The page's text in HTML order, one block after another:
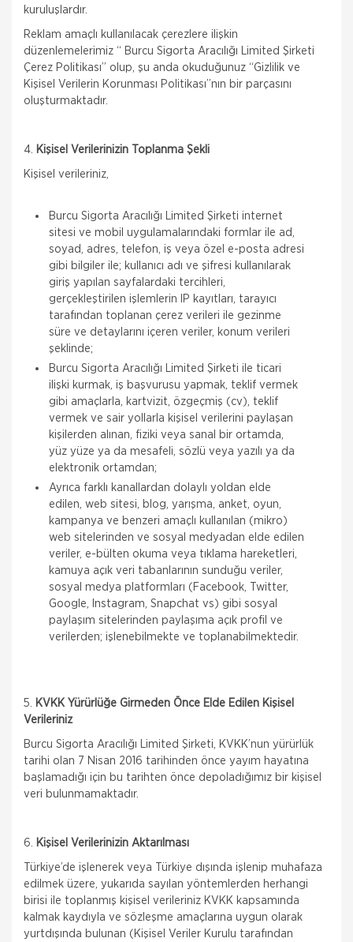
kuruluşlardır.
Reklam amaçlı kullanılacak çerezlere ilişkin
düzenlemelerimiz “ Burcu Sigorta Aracılığı Limited Şirketi
Çerez Politikası” olup, şu anda okuduğunuz “Gizlilik ve
Kişisel Verilerin Korunması Politikası”nın bir parçasını
oluşturmaktadır.
4. Kişisel Verilerinizin Toplanma Şekli
Kişisel verileriniz,
Burcu Sigorta Aracılığı Limited Şirketi internet
sitesi ve mobil uygulamalarındaki formlar ile ad,
soyad, adres, telefon, iş veya özel e-posta adresi
gibi bilgiler ile; kullanıcı adı ve şifresi kullanılarak
giriş yapılan sayfalardaki tercihleri,
gerçekleştirilen işlemlerin IP kayıtları, tarayıcı
tarafından toplanan çerez verileri ile gezinme
süre ve detaylarını içeren veriler, konum verileri
şeklinde;
Burcu Sigorta Aracılığı Limited Şirketi ile ticari
ilişki kurmak, iş başvurusu yapmak, teklif vermek
gibi amaçlarla, kartvizit, özgeçmiş (cv), teklif
vermek ve sair yollarla kişisel verilerini paylaşan
kişilerden alınan, fiziki veya sanal bir ortamda,
yüz yüze ya da mesafeli, sözlü veya yazılı ya da
elektronik ortamdan;
Ayrıca farklı kanallardan dolaylı yoldan elde
edilen, web sitesi, blog, yarışma, anket, oyun,
kampanya ve benzeri amaçlı kullanılan (mikro)
web sitelerinden ve sosyal medyadan elde edilen
veriler, e-bülten okuma veya tıklama hareketleri,
kamuya açık veri tabanlarının sunduğu veriler,
sosyal medya platformları (Facebook, Twitter,
Google, Instagram, Snapchat vs) gibi sosyal
paylaşım sitelerinden paylaşıma açık profil ve
verilerden; işlenebilmekte ve toplanabilmektedir.
5. KVKK Yürürlüğe Girmeden Önce Elde Edilen Kişisel
Verileriniz
Burcu Sigorta Aracılığı Limited Şirketi, KVKK’nun yürürlük
tarihi olan 7 Nisan 2016 tarihinden önce yayım hayatına
başlamadığı için bu tarihten önce depoladığımız bir kişisel
veri bulunmamaktadır.
6. Kişisel Verilerinizin Aktarılması
Türkiye’de işlenerek veya Türkiye dışında işlenip muhafaza
edilmek üzere, yukarıda sayılan yöntemlerden herhangi
birisi ile toplanmış kişisel verileriniz KVKK kapsamında
kalmak kaydıyla ve sözleşme amaçlarına uygun olarak
yurtdışında bulunan (Kişisel Veriler Kurulu tarafından